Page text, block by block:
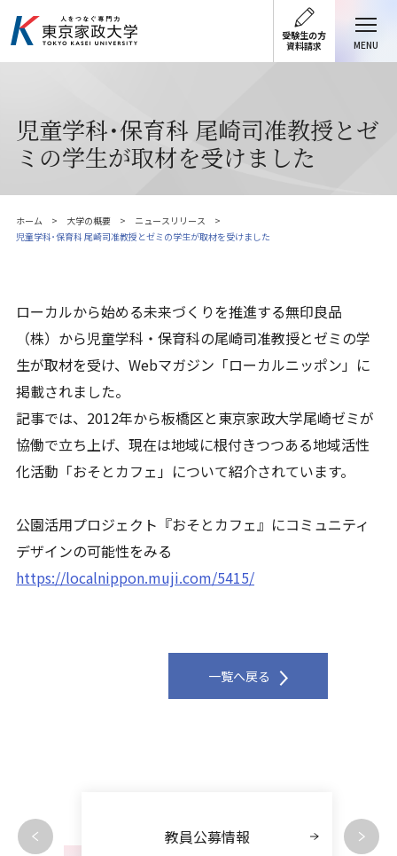
受験生の方
資料請求
MENU
児童学科･保育科 尾崎司准教授とゼ
ミの学生が取材を受けました
ホーム 大学の概要
ニュースリリース
児童学科･保育科 尾崎司准教授とゼミの学生が取材を受けました
ローカルから始める未来づくりを推進する無印良品
（株）から児童学科・保育科の尾崎司准教授とゼミの学
生が取材を受け、Webマガジン「ローカルニッポン」に
掲載されました。
記事では、2012年から板橋区と東京家政大学尾崎ゼミが
協働で立ち上げ、現在は地域に根付きつつある地域活性
化活動「おそとカフェ」について紹介されています。
公園活用プロジェクト『おそとカフェ』にコミュニティ
デザインの可能性をみる
https://localnippon.muji.com/5415/
一覧へ戻る
教員公募情報